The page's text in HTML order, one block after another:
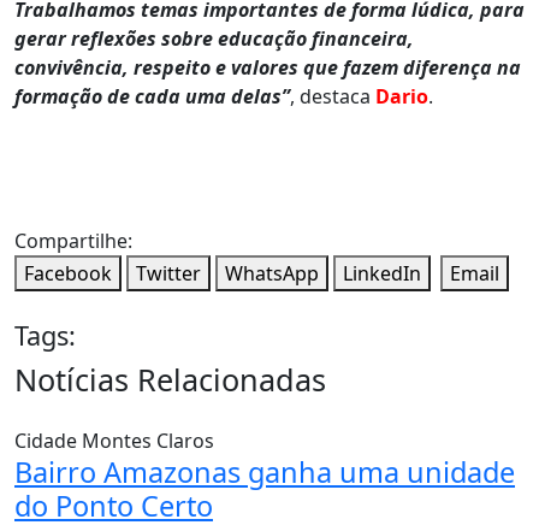
Trabalhamos temas importantes de forma lúdica, para
gerar reflexões sobre educação financeira,
convivência, respeito e valores que fazem diferença na
formação de cada uma delas”, destaca Dario.
Compartilhe:
Facebook
Twitter WhatsApp LinkedIn Email
Tags:
Notícias Relacionadas
Cidade Montes Claros
Bairro Amazonas ganha uma unidade
do Ponto Certo